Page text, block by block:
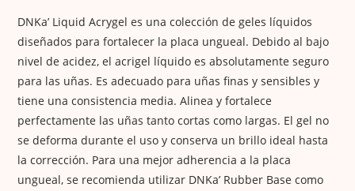
DNKa’ Liquid Acrygel es una colección de geles líquidos
diseñados para fortalecer la placa ungueal. Debido al bajo
nivel de acidez, el acrigel líquido es absolutamente seguro
para las uñas. Es adecuado para uñas finas y sensibles y
tiene una consistencia media. Alinea y fortalece
perfectamente las uñas tanto cortas como largas. El gel no
se deforma durante el uso y conserva un brillo ideal hasta
la corrección. Para una mejor adherencia a la placa
ungueal, se recomienda utilizar DNKa’ Rubber Base como